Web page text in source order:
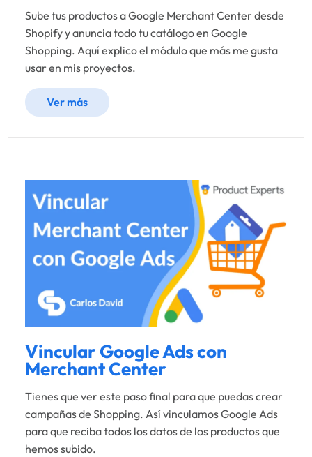
Sube tus productos a Google Merchant Center desde
Shopify y anuncia todo tu catálogo en Google
Shopping. Aquí explico el módulo que más me gusta
usar en mis proyectos.
Ver más
Vincular Google Ads con
Merchant Center
Tienes que ver este paso final para que puedas crear
campañas de Shopping. Así vinculamos Google Ads
para que reciba todos los datos de los productos que
hemos subido.